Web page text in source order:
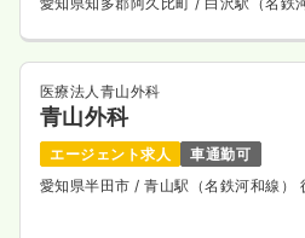
医療法人青山外科
青山外科
エージェント求人
車通勤可
愛知県半田市 / 青山駅（名鉄河和線）